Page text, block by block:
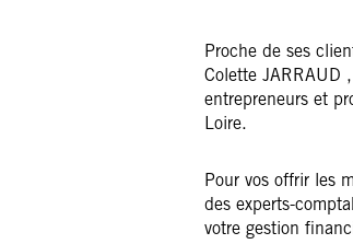
Proche de ses
Colette JARRAUD
entrepreneurs et
Loire.
Pour vos offrir les
des experts-
votre gestion